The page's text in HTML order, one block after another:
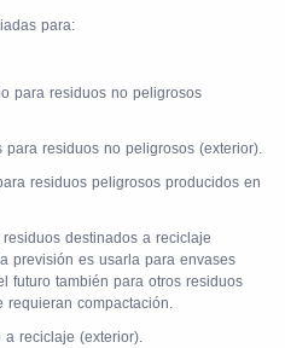
para:
para residuos no peligrosos
residuos no peligrosos (exterior).
residuos peligrosos producidos en
destinados a reciclaje
previsión es usarla para envases
futuro también para otros residuos
requieran compactación.
a reciclaje (exterior).